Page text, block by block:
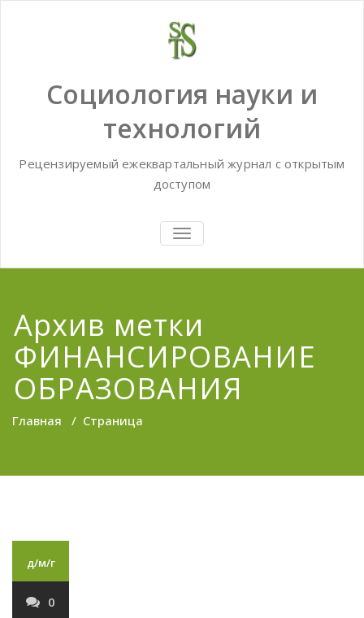
Социология науки и
технологий
Рецензируемый ежеквартальный журнал с открытым
доступом
TOGGLE
NAVIGATION
Архив метки
ФИНАНСИРОВАНИЕ
ОБРАЗОВАНИЯ
Главная / Страница
д/м/г
0